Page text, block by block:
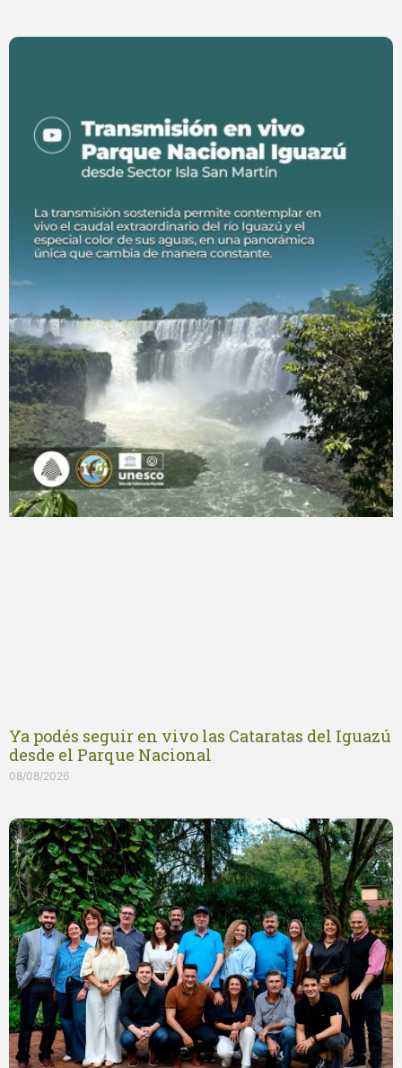
Ya podés seguir en vivo las Cataratas del Iguazú
desde el Parque Nacional
08/08/2026